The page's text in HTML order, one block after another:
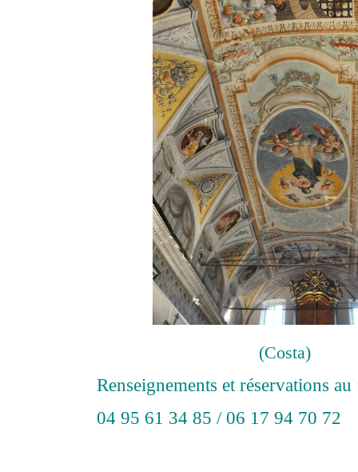
(Costa)
Renseignements et réservations au
04 95 61 34 85 / 06 17 94 70 72